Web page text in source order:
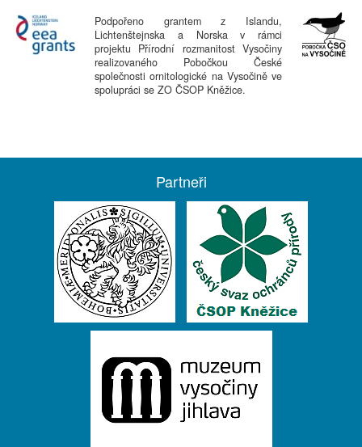
Podpořeno grantem z Islandu,
Lichtenštejnska a Norska v rámci
projektu Přírodní rozmanitost Vysočiny
realizovaného Pobočkou České
společnosti ornitologické na Vysočině ve
spolupráci se ZO ČSOP Kněžice.
Partneři